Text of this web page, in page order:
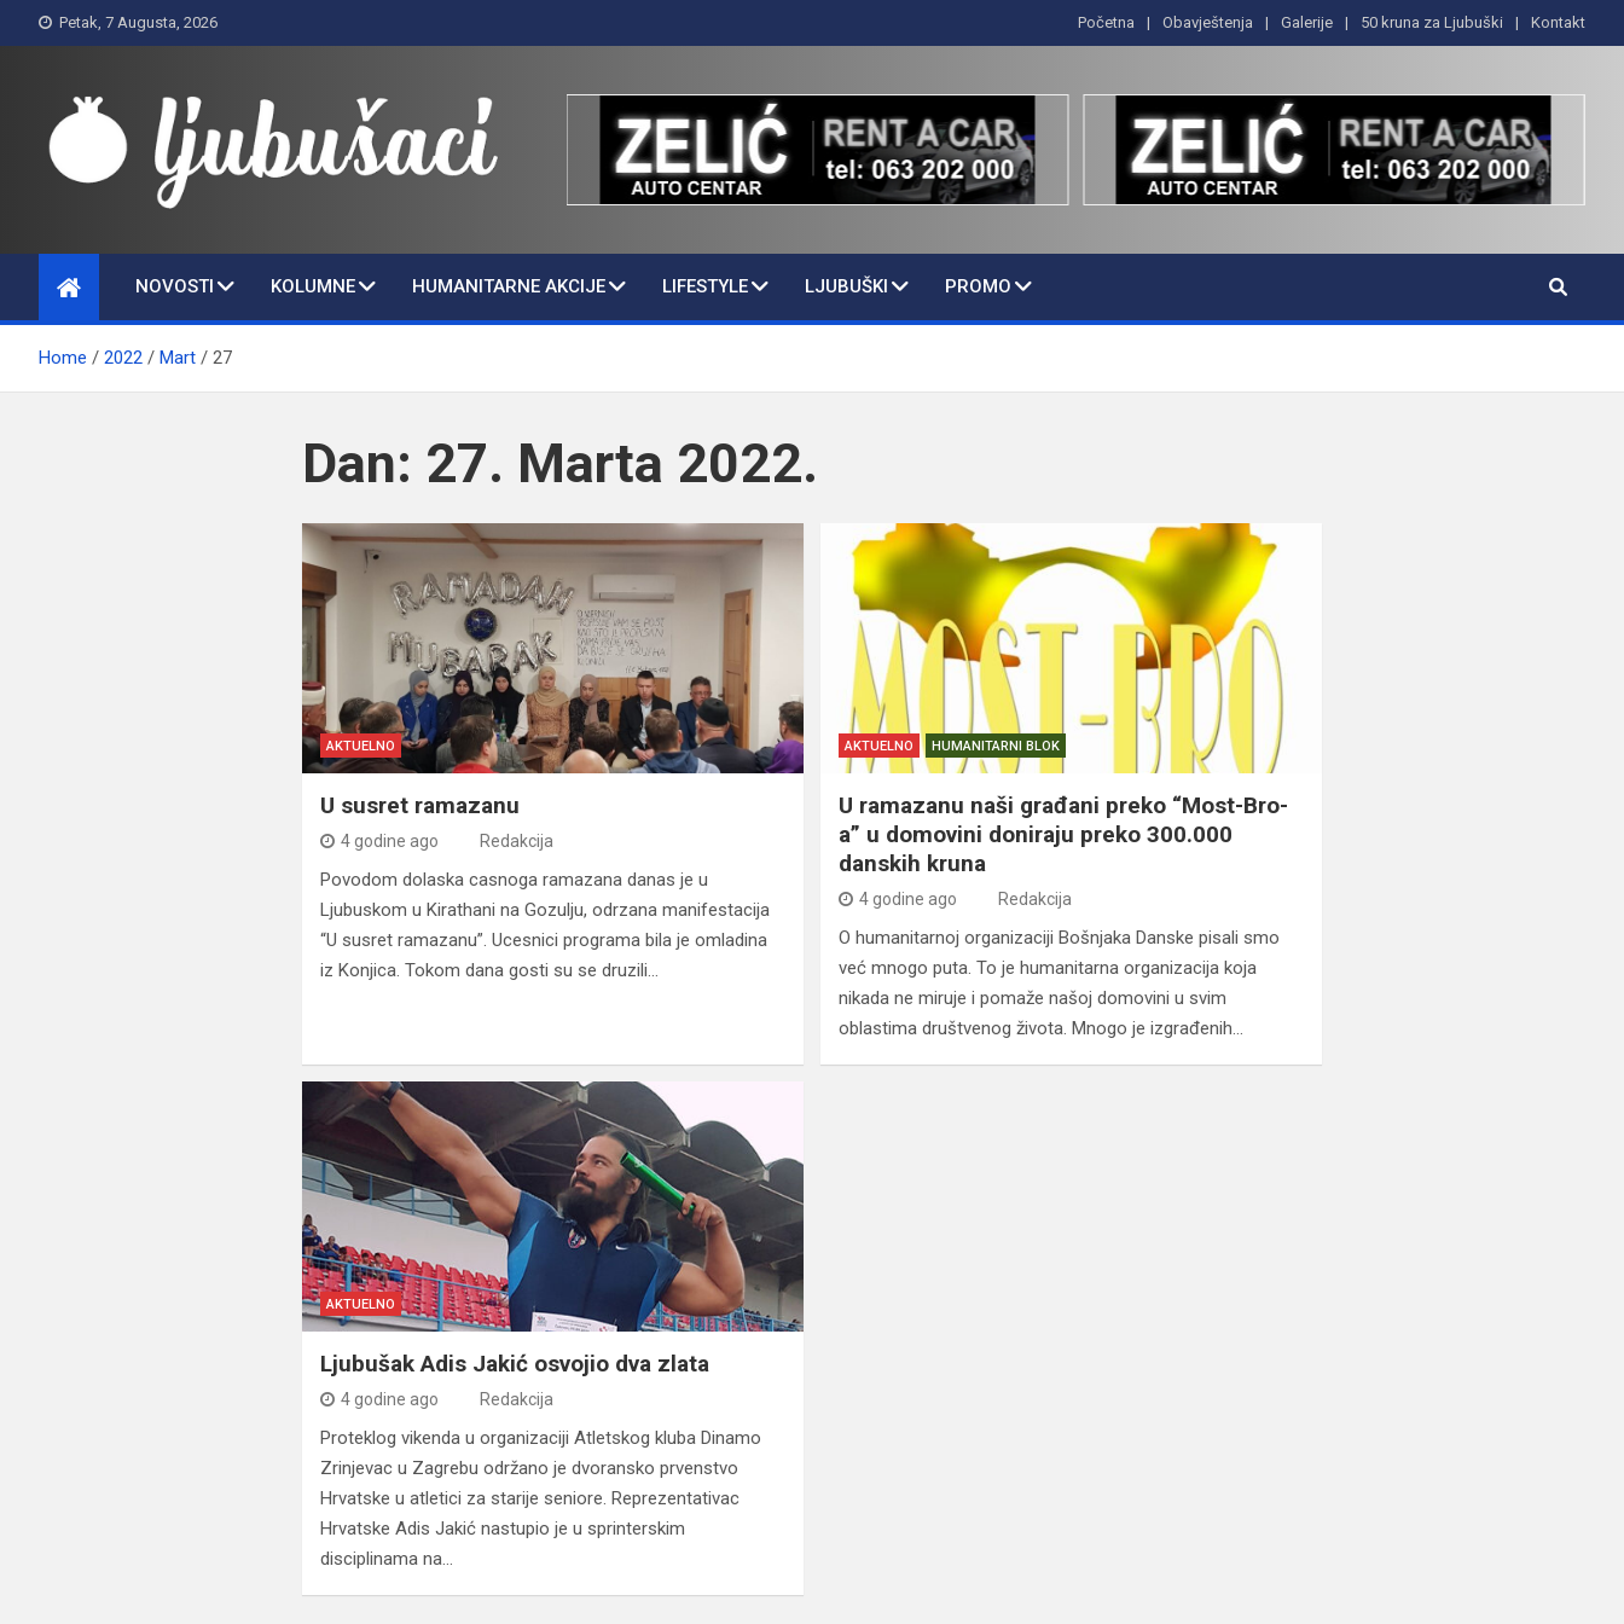
to
Petak, 7 Augusta, 2026 Početna Obavještenja Galerije 50 kruna za Ljubuški Kontakt
Ljubušaci
NOVOSTI KOLUMNE HUMANITARNE AKCIJE LIFESTYLE LJUBUŠKI PROMO
Home 2022 Mart 27
Dan: 27. Marta 2022.
AKTUELNO
U susret ramazanu
4 godine ago Redakcija
Povodom dolaska casnoga ramazana danas je u
Ljubuskom u Kirathani na Gozulju, odrzana manifestacija
“U susret ramazanu”. Ucesnici programa bila je omladina
iz Konjica. Tokom dana gosti su se druzili…
AKTUELNO HUMANITARNI BLOK
U ramazanu naši građani preko “Most-Bro-
a” u domovini doniraju preko 300.000
danskih kruna
4 godine ago Redakcija
O humanitarnoj organizaciji Bošnjaka Danske pisali smo
već mnogo puta. To je humanitarna organizacija koja
nikada ne miruje i pomaže našoj domovini u svim
oblastima društvenog života. Mnogo je izgrađenih…
AKTUELNO
Ljubušak Adis Jakić osvojio dva zlata
4 godine ago Redakcija
Proteklog vikenda u organizaciji Atletskog kluba Dinamo
Zrinjevac u Zagrebu održano je dvoransko prvenstvo
Hrvatske u atletici za starije seniore. Reprezentativac
Hrvatske Adis Jakić nastupio je u sprinterskim
disciplinama na…